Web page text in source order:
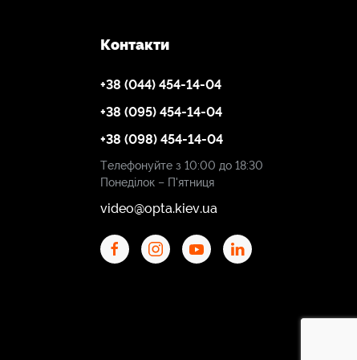
Контакти
+38 (044) 454-14-04
+38 (095) 454-14-04
+38 (098) 454-14-04
Телефонуйте з 10:00 до 18:30
Понеділок – П'ятниця
video@opta.kiev.ua